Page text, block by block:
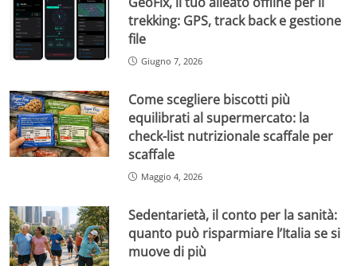
trekking: GPS, track back e gestione
file
Giugno 7, 2026
Come scegliere biscotti più
equilibrati al supermercato: la
check-list nutrizionale scaffale per
scaffale
Maggio 4, 2026
Sedentarietà, il conto per la sanità:
quanto può risparmiare l’Italia se si
muove di più